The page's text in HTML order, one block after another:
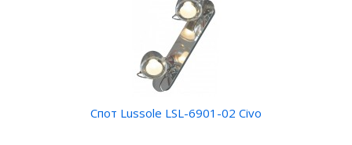
Спот Lussole LSL-6901-02 Civo